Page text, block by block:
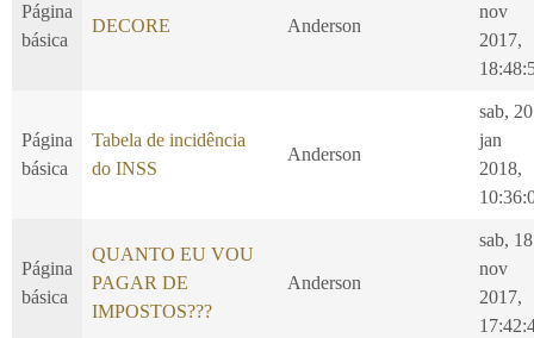
Página
básica
DECORE Anderson
nov
2017,
Página
básica
Tabela de incidência
do INSS
Anderson
sab, 20
jan
2018,
Página
básica
QUANTO EU VOU
PAGAR DE
IMPOSTOS???
Anderson
sab, 18
nov
2017,